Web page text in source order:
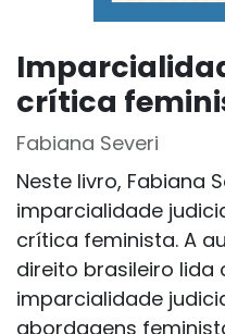
crítica
Fabiana Severi
Neste livro, Fabiana
imparcialidade
crítica feminista. A
direito brasileiro
imparcialidade
abordagens